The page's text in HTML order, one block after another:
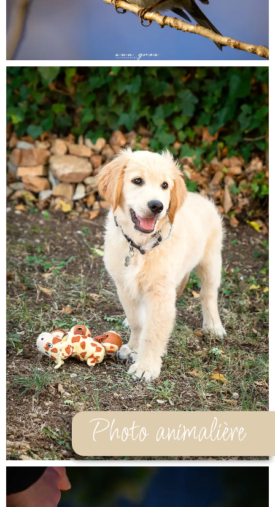
Photo animalière